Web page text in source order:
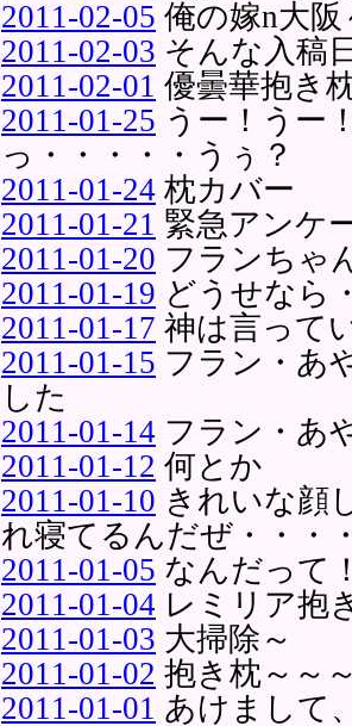
2011-02-05 俺の嫁n大阪
2011-02-03 そんな入稿
2011-02-01 優曇華抱き
2011-01-25 うー！うー
っ・・・・・うぅ？
2011-01-24 枕カバー
2011-01-21 緊急アンケ
2011-01-20 フランちゃ
2011-01-19 どうせなら
2011-01-17 神は言って
2011-01-15 フラン・あ
した
2011-01-14 フラン・あ
2011-01-12 何とか
2011-01-10 きれいな顔
れ寝てるんだぜ・・・
2011-01-05 なんだって
2011-01-04 レミリア抱
2011-01-03 大掃除～
2011-01-02 抱き枕～～
2011-01-01 あけまして